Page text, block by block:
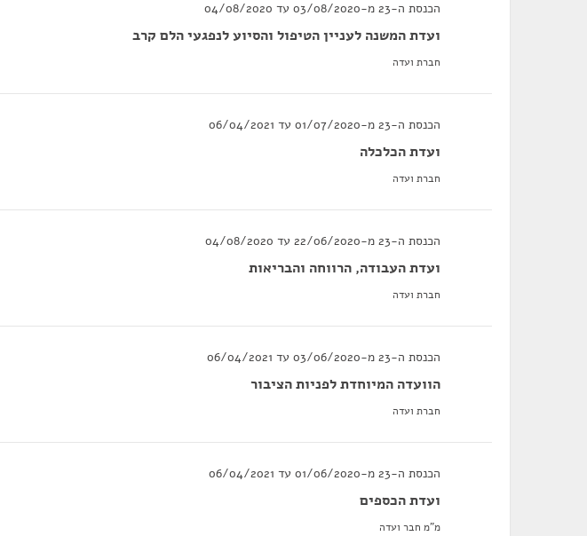
הכנסת ה-23 מ-03/08/2020 עד 04/08/2020
ועדת המשנה לעניין הטיפול והסיוע לנפגעי הלם קרב
חברת ועדה
הכנסת ה-23 מ-01/07/2020 עד 06/04/2021
ועדת הכלכלה
חברת ועדה
הכנסת ה-23 מ-22/06/2020 עד 04/08/2020
ועדת העבודה, הרווחה והבריאות
חברת ועדה
הכנסת ה-23 מ-03/06/2020 עד 06/04/2021
הוועדה המיוחדת לפניות הציבור
חברת ועדה
הכנסת ה-23 מ-01/06/2020 עד 06/04/2021
ועדת הכספים
מ"מ חבר ועדה